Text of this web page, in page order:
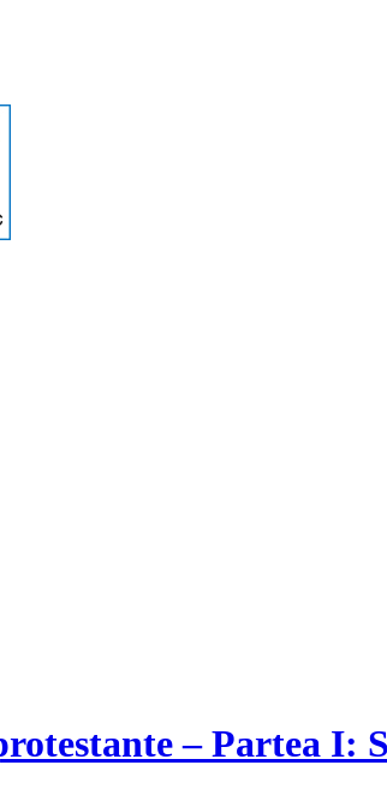
– Partea I: